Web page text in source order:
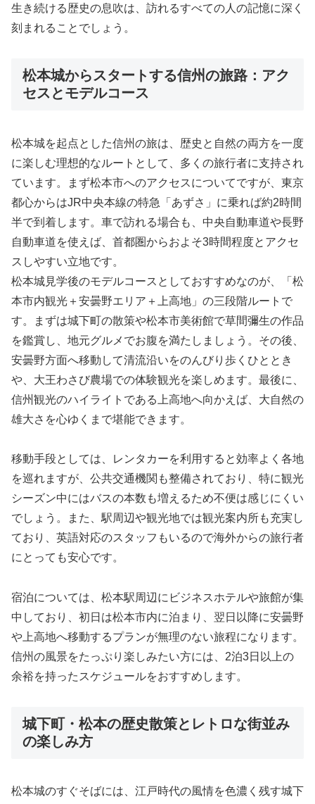
生き続ける歴史の息吹は、訪れるすべての人の記憶に深く
刻まれることでしょう。
松本城からスタートする信州の旅路：アク
セスとモデルコース
松本城を起点とした信州の旅は、歴史と自然の両方を一度
に楽しむ理想的なルートとして、多くの旅行者に支持され
ています。まず松本市へのアクセスについてですが、東京
都心からはJR中央本線の特急「あずさ」に乗れば約2時間
半で到着します。車で訪れる場合も、中央自動車道や長野
自動車道を使えば、首都圏からおよそ3時間程度とアクセ
スしやすい立地です。
松本城見学後のモデルコースとしておすすめなのが、「松
本市内観光＋安曇野エリア＋上高地」の三段階ルートで
す。まずは城下町の散策や松本市美術館で草間彌生の作品
を鑑賞し、地元グルメでお腹を満たしましょう。その後、
安曇野方面へ移動して清流沿いをのんびり歩くひととき
や、大王わさび農場での体験観光を楽しめます。最後に、
信州観光のハイライトである上高地へ向かえば、大自然の
雄大さを心ゆくまで堪能できます。
移動手段としては、レンタカーを利用すると効率よく各地
を巡れますが、公共交通機関も整備されており、特に観光
シーズン中にはバスの本数も増えるため不便は感じにくい
でしょう。また、駅周辺や観光地では観光案内所も充実し
ており、英語対応のスタッフもいるので海外からの旅行者
にとっても安心です。
宿泊については、松本駅周辺にビジネスホテルや旅館が集
中しており、初日は松本市内に泊まり、翌日以降に安曇野
や上高地へ移動するプランが無理のない旅程になります。
信州の風景をたっぷり楽しみたい方には、2泊3日以上の
余裕を持ったスケジュールをおすすめします。
城下町・松本の歴史散策とレトロな街並み
の楽しみ方
松本城のすぐそばには、江戸時代の風情を色濃く残す城下